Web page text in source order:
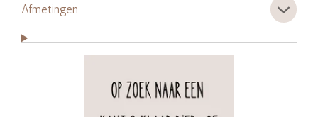
Afmetingen